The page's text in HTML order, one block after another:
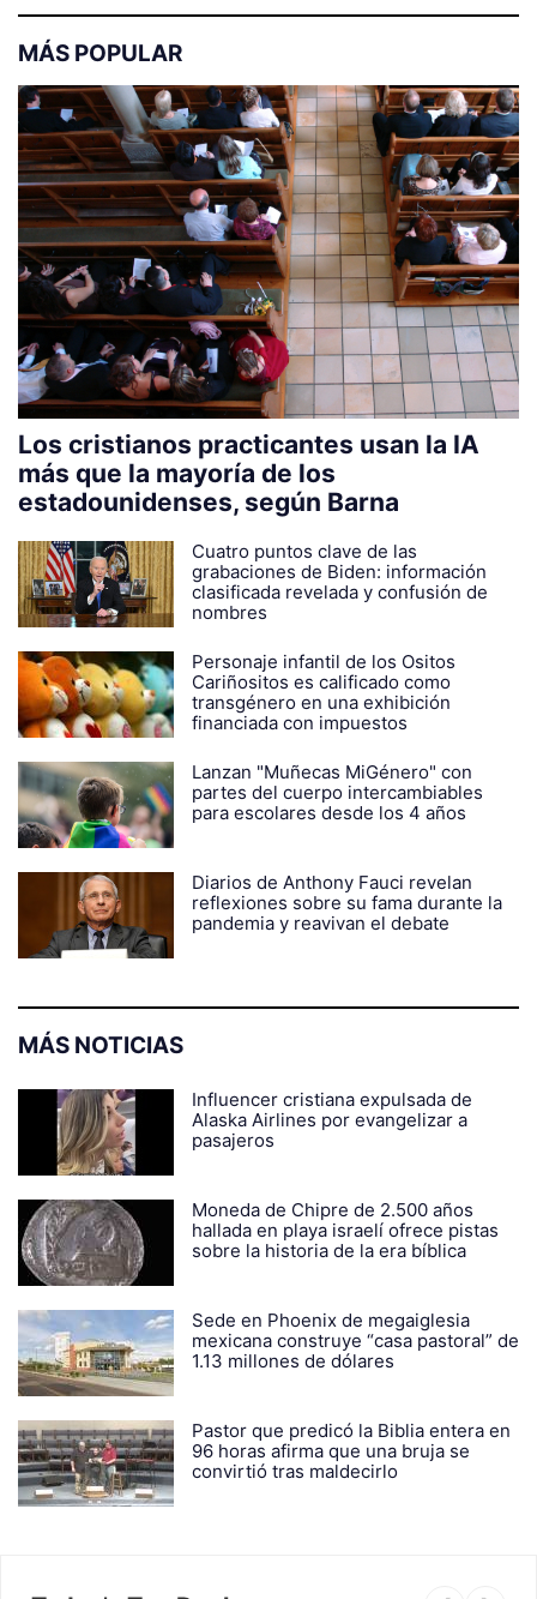
MÁS POPULAR
Los cristianos practicantes usan la IA
más que la mayoría de los
estadounidenses, según Barna
Cuatro puntos clave de las
grabaciones de Biden: información
clasificada revelada y confusión de
nombres
Personaje infantil de los Ositos
Cariñositos es calificado como
transgénero en una exhibición
financiada con impuestos
Lanzan "Muñecas MiGénero" con
partes del cuerpo intercambiables
para escolares desde los 4 años
Diarios de Anthony Fauci revelan
reflexiones sobre su fama durante la
pandemia y reavivan el debate
MÁS NOTICIAS
Influencer cristiana expulsada de
Alaska Airlines por evangelizar a
pasajeros
Moneda de Chipre de 2.500 años
hallada en playa israelí ofrece pistas
sobre la historia de la era bíblica
Sede en Phoenix de megaiglesia
mexicana construye “casa pastoral” de
1.13 millones de dólares
Pastor que predicó la Biblia entera en
96 horas afirma que una bruja se
convirtió tras maldecirlo